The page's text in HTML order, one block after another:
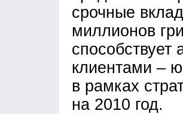
срочные
миллионов
способствует
клиентами –
в рамках
на 2010 год.